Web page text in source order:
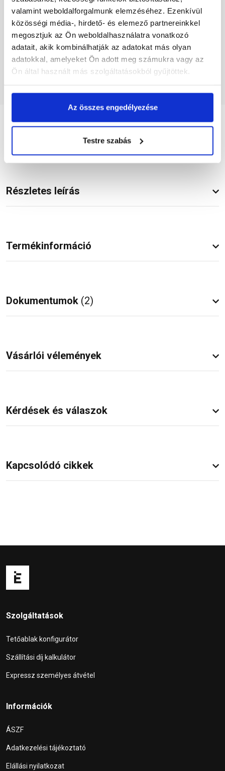
valamint weboldalforgalmunk elemzéséhez. Ezenkívül
közösségi média-, hirdető- és elemező partnereinkkel
megosztjuk az Ön weboldalhasználatra vonatkozó
adatait, akik kombinálhatják az adatokat más olyan
adatokkal, amelyeket Ön adott meg számukra vagy az
Ön által használt más szolgáltatásokból gyűjtöttek.
Az összes engedélyezése
Testre szabás
Raktáron
530 Ft/ db
Megnézem
Rendelésre
770 Ft/ db
Megnézem
Szükséged lehet rá
Részletes leírás
Termékinformáció
Dokumentumok (2)
Vásárlói vélemények
Kérdések és válaszok
Kapcsolódó cikkek
Szolgáltatások
Tetőablak konfigurátor
Szállítási díj kalkulátor
Expressz személyes átvétel
Információk
ÁSZF
Adatkezelési tájékoztató
Elállási nyilatkozat